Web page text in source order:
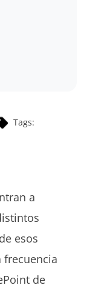
Tags:
a
esos
frecuencia
de